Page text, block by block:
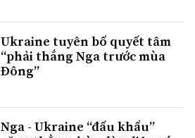
Ukraine tuyên bố quyết tâm
“phải thắng Nga trước mùa
Đông”
Nga - Ukraine “đấu khẩu”